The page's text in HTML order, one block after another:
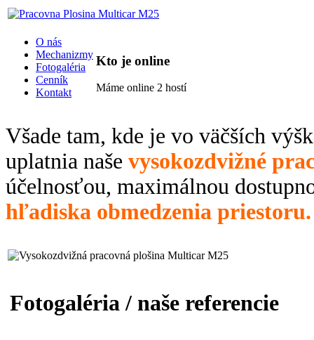
O nás
Mechanizmy
Fotogaléria
Cenník
Kontakt
Kto je online
Máme online 2 hostí
Všade tam, kde je vo väčších
uplatnia naše vysokozdvižné
účelnosťou, maximálnou
hľadiska obmedzenia priestoru.
Fotogaléria / naše referencie